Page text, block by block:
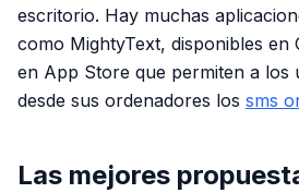
escritorio. Hay muchas
como MightyText, disponibles en
en App Store que permiten a los
desde sus ordenadores los sms
Las mejores